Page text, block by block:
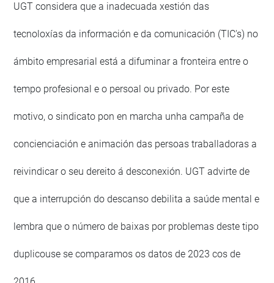
UGT considera que a inadecuada xestión das
tecnoloxías da información e da comunicación (TIC's) no
ámbito empresarial está a difuminar a fronteira entre o
tempo profesional e o persoal ou privado. Por este
motivo, o sindicato pon en marcha unha campaña de
concienciación e animación das persoas traballadoras a
reivindicar o seu dereito á desconexión. UGT advirte de
que a interrupción do descanso debilita a saúde mental e
lembra que o número de baixas por problemas deste tipo
duplicouse se comparamos os datos de 2023 cos de